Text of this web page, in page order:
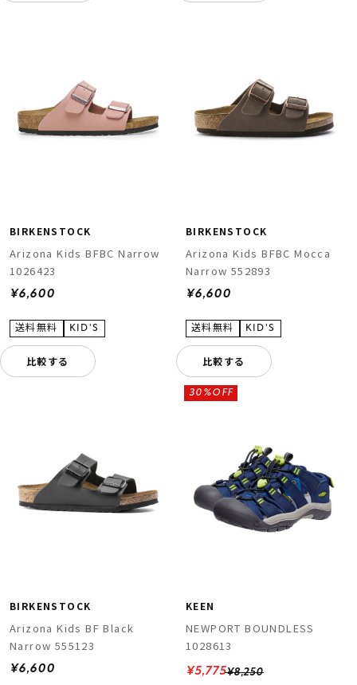
BIRKENSTOCK
Arizona Kids BFBC Narrow
1026423
¥6,600
比較する
BIRKENSTOCK
Arizona Kids BFBC Mocca
Narrow 552893
¥6,600
比較する
BIRKENSTOCK
Arizona Kids BF Black
Narrow 555123
¥6,600
KEEN
NEWPORT BOUNDLESS
1028613
¥8,250
30%OFF
¥5,775